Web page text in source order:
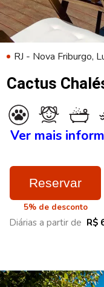
RJ - Nova Friburgo,
Cactus
Ver mais
Reservar
5% de desconto
Diárias a partir de R$